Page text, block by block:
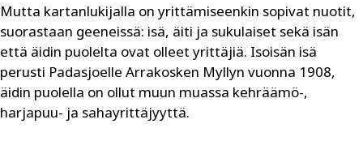
Mutta kartanlukijalla on yrittämiseenkin sopivat nuotit,
suorastaan geeneissä: isä, äiti ja sukulaiset sekä isän
että äidin puolelta ovat olleet yrittäjiä. Isoisän isä
perusti Padasjoelle Arrakosken Myllyn vuonna 1908,
äidin puolella on ollut muun muassa kehräämö-,
harjapuu- ja sahayrittäjyyttä.